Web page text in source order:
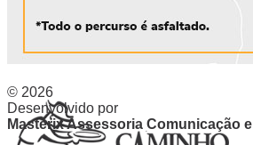
© 2026
Desenvolvido por
Masterix Assessoria Comunicação